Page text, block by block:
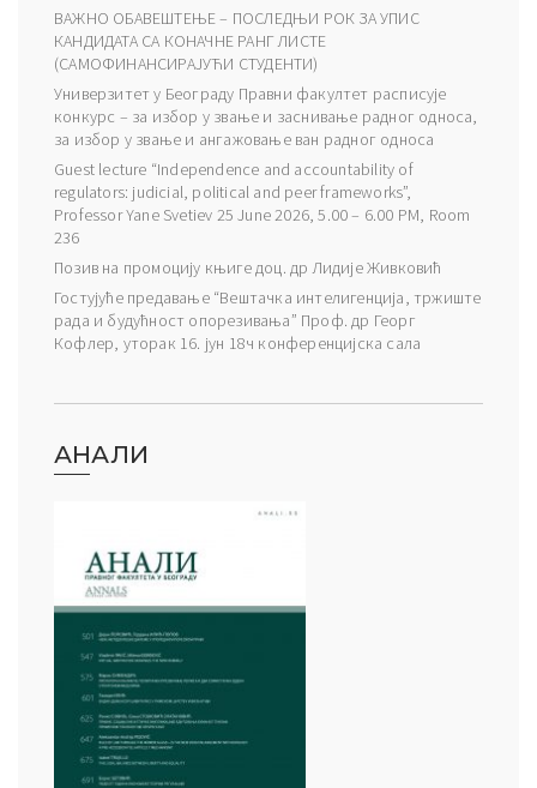
ВАЖНО ОБАВЕШТЕЊЕ – ПОСЛЕДЊИ РОК ЗА УПИС
КАНДИДАТА СА КОНАЧНЕ РАНГ ЛИСТЕ
(САМОФИНАНСИРАЈУЋИ СТУДЕНТИ)
Универзитет у Београду Правни факултет расписује
конкурс – за избор у звање и заснивање радног односа,
за избор у звање и ангажовање ван радног односа
Guest lecture “Independence and accountability of
regulators: judicial, political and peer frameworks”,
Professor Yane Svetiev 25 June 2026, 5.00 – 6.00 PM, Room
236
Позив на промоцију књиге доц. др Лидије Живковић
Гостујуће предавање “Вештачка интелигенција, тржиште
рада и будућност опорезивања” Проф. др Георг
Кофлер, уторак 16. јун 18ч конференцијска сала
АНАЛИ